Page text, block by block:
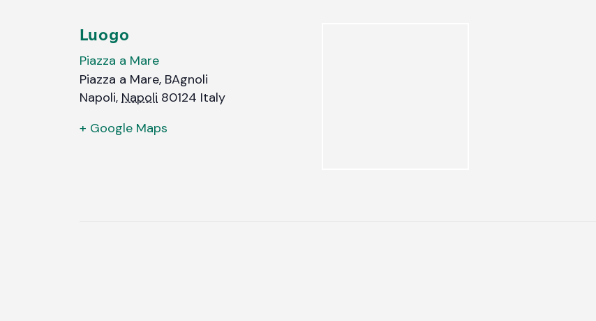
Luogo
Piazza a Mare
Piazza a Mare, BAgnoli
Napoli, Napoli 80124 Italy
+ Google Maps